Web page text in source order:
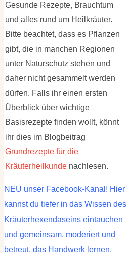
Gesunde Rezepte, Brauchtum
und alles rund um Heilkräuter.
Bitte beachtet, dass es Pflanzen
gibt, die in manchen Regionen
unter Naturschutz stehen und
daher nicht gesammelt werden
dürfen. Falls ihr einen ersten
Überblick über wichtige
Basisrezepte finden wollt, könnt
ihr dies im Blogbeitrag
Grundrezepte für die
Kräuterheilkundenachlesen.
NEU unser Facebook-Kanal! Hier
kannst du tiefer in das Wissen des
Kräuterhexendaseins eintauchen
und gemeinsam, moderiert und
betreut, das Handwerk lernen.